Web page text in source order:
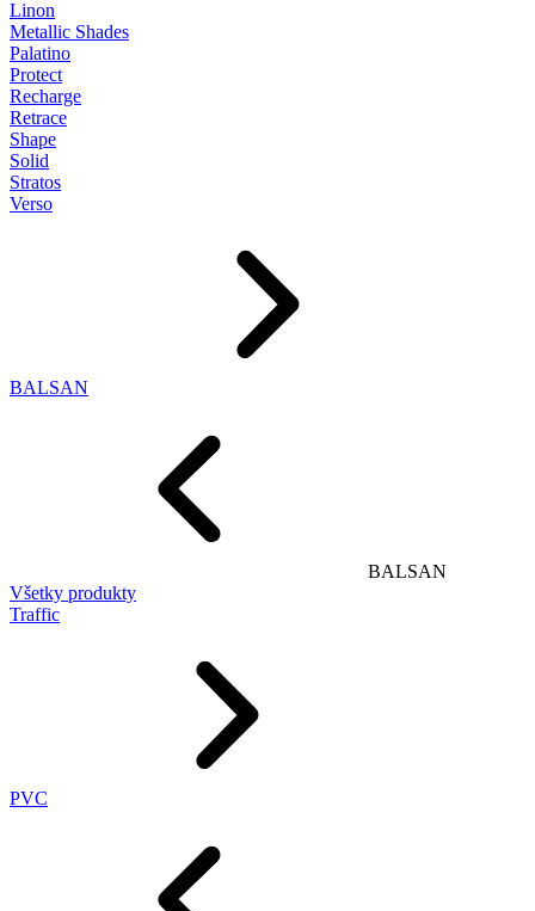
Linon
Metallic Shades
Palatino
Protect
Recharge
Retrace
Shape
Solid
Stratos
Verso
BALSAN
BALSAN
Všetky produkty
Traffic
PVC